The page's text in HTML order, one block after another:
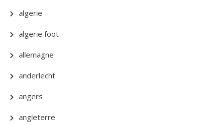
algerie
algerie foot
allemagne
anderlecht
angers
angleterre